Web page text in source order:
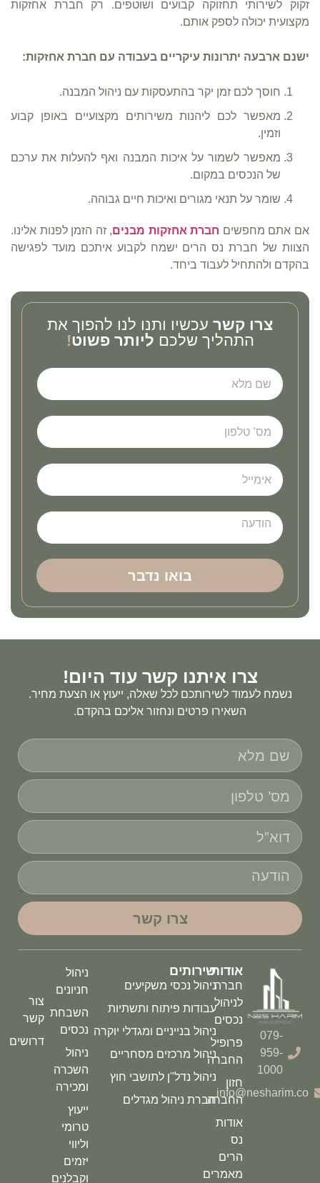
זקוק לשירותי תחזוקה קבועים ושוטפים. רק חברת אחזקות
מקצועית יכולה לספק אותם.
ישנם ארבעה יתרונות עיקריים בעבודה עם חברת אחזקות:
חוסך לכם זמן יקר בהתעסקות עם ניהול המבנה.
מאפשר לכם ליהנות משירותים מקצועיים באופן קבוע
וזמין.
מאפשר לשמור על איכות המבנה ואף להעלות את ערכם
של הנכסים במקום.
שומר על תנאי מגורים ואיכות חיים גבוהה.
אם אתם מחפשים חברת אחזקות מבנים, זה הזמן לפנות אלינו.
הצוות של חברת נס הרים ישמח לקבוע איתכם מועד לפגישה
בהקדם ולהתחיל לעבוד ביחד.
צרו קשר עכשיו ותנו לנו להפוך את
התהליך שלכם ליותר פשוט!
בואו נדבר
צרו איתנו קשר עוד היום!
נשמח לעמוד לשירותכם לכל שאלה, ייעוץ או הצעת מחיר.
השאירו פרטים ונחזור אליכם בהקדם.
צרו קשר
079-
959-
1000
info@nesharim.co
אודות
חברה
לניהול
נכסים
פרופיל
החברה
חזון
החברה
אודות
נס
הרים
מאמרים
שירותים
ניהול נכסי משקיעים
עבודות פיתוח ותשתיות
ניהול בנייניים ומגדלי יוקרה
ניהול מרכזים מסחריים
ניהול נדל"ן לתושבי חוץ
חברת ניהול מגדלים
ניהול
חניונים
השבחת
נכסים
ניהול
השכרה
ומכירה
ייעוץ
טרומי
וליווי
יזמים
וקבלנים
צור
קשר
דרושים